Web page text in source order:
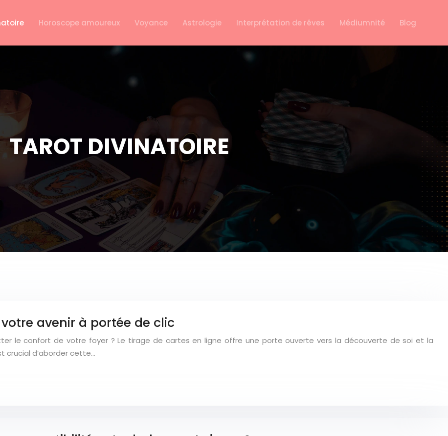
Horoscope amoureux Voyance Astrologie Interprétation de rêves Médiumnité Blog
TAROT DIVINATOIRE
avenir à portée de clic
le confort de votre foyer ? Le tirage de cartes en ligne offre une porte ouverte vers la découverte de soi et la
crucial d’aborder cette…